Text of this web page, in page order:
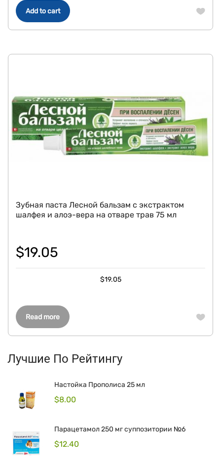
Add to cart
Read more
Зубная паста Лесной бальзам с экстрактом
шалфея и алоэ-вера на отваре трав 75 мл
$19.05
$19.05
Лучшие По Рейтингу
Настойка Прополиса 25 мл
$8.00
Парацетамол 250 мг суппозитории №6
$12.40